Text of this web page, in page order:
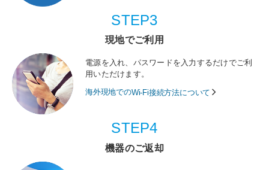
STEP3
現地でご利用
電源を入れ、パスワードを入力するだけでご利
用いただけます。
海外現地でのWi-Fi接続方法について
STEP4
機器のご返却